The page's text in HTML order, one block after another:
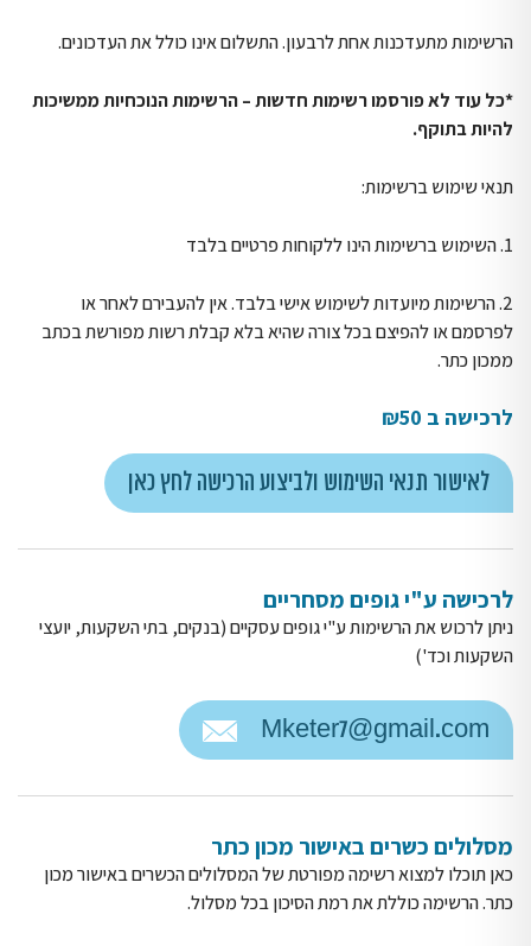
הרשימות מתעדכנות אחת לרבעון. התשלום אינו כולל את העדכונים.
*כל עוד לא פורסמו רשימות חדשות – הרשימות הנוכחיות ממשיכות
להיות בתוקף.
תנאי שימוש ברשימות:
1. השימוש ברשימות הינו ללקוחות פרטיים בלבד
2. הרשימות מיועדות לשימוש אישי בלבד. אין להעבירם לאחר או
לפרסמם או להפיצם בכל צורה שהיא בלא קבלת רשות מפורשת בכתב
ממכון כתר.
לרכישה ב ₪50
לאישור תנאי השימוש ולביצוע הרכישה לחץ כאן
לרכישה ע"י גופים מסחריים
ניתן לרכוש את הרשימות ע"י גופים עסקיים (בנקים, בתי השקעות, יועצי
השקעות וכד')
Mketer7@gmail.com
מסלולים כשרים באישור מכון כתר
כאן תוכלו למצוא רשימה מפורטת של המסלולים הכשרים באישור מכון
כתר. הרשימה כוללת את רמת הסיכון בכל מסלול.